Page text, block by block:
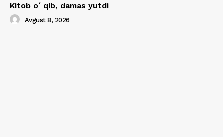
Kitob oʻqib, damas yutdi
Avgust 8, 2026